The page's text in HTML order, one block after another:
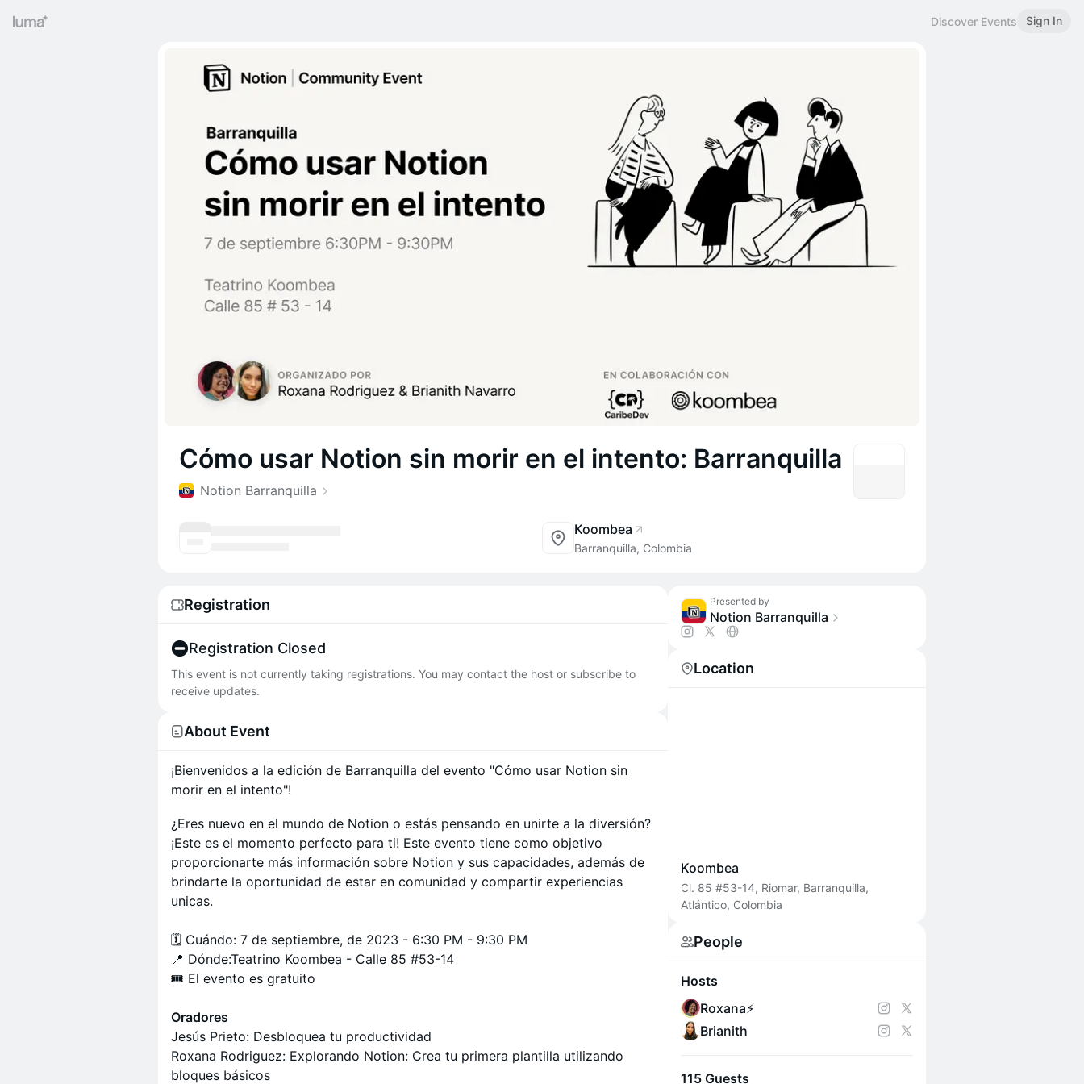
Discover Events Sign In
Cómo usar Notion sin morir en el intento: Barranquilla
Notion Barranquilla
Koombea
Barranquilla, Colombia
Registration
Registration Closed
This event is not currently taking registrations. You may contact the host or subscribe to
receive updates.
About Event
¡Bienvenidos a la edición de Barranquilla del evento "Cómo usar Notion sin
morir en el intento"!
¿Eres nuevo en el mundo de Notion o estás pensando en unirte a la diversión?
¡Este es el momento perfecto para ti! Este evento tiene como objetivo
proporcionarte más información sobre Notion y sus capacidades, además de
brindarte la oportunidad de estar en comunidad y compartir experiencias
unicas.
🗓️ Cuándo: 7 de septiembre, de 2023 - 6:30 PM - 9:30 PM
📍 Dónde:Teatrino Koombea - Calle 85 #53-14
🎟️ El evento es gratuito
Oradores
Jesús Prieto: Desbloquea tu productividad
Roxana Rodriguez: Explorando Notion: Crea tu primera plantilla utilizando
bloques básicos
Presented by
Notion Barranquilla
Location
Koombea
Cl. 85 #53-14, Riomar, Barranquilla,
Atlántico, Colombia
People
Hosts
Roxana⚡️
Brianith
115 Guests